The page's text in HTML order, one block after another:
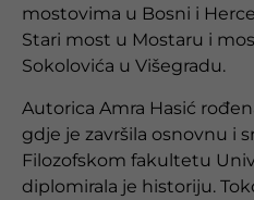
mostovima u Bosni i
Stari most u Mostaru i
Sokolovića u Višegradu.
Autorica Amra Hasić
gdje je završila osnovnu i
Filozofskom fakultetu
diplomirala je historiju.